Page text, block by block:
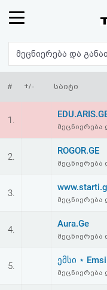
რეიტინგი
(მთავარი)
კითხვა-
ავტორიზაცია
რეგისტრაცია
პაროლის
აღდგენა
# +/- საიტი
1.
მეცნიერება
2.
ROGOR.GE
მეცნიერება
3.
მეცნიერება
4.
Aura.Ge
მეცნიერება
5.
ემსი ⋆
მეცნიერება